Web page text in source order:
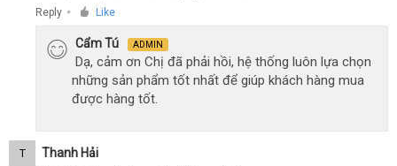
Reply ● Like
Cẩm Tú ADMIN
Dạ, cảm ơn Chị đã phải hồi, hệ thống luôn lựa chọn
những sản phẩm tốt nhất để giúp khách hàng mua
được hàng tốt.
T Thanh Hải